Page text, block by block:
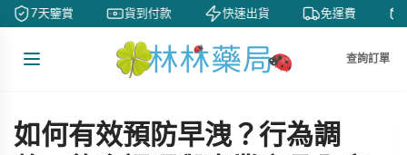
7天鑒賞 貨到付款 快速出貨 免運費
查詢訂單
如何有效預防早洩？行為調